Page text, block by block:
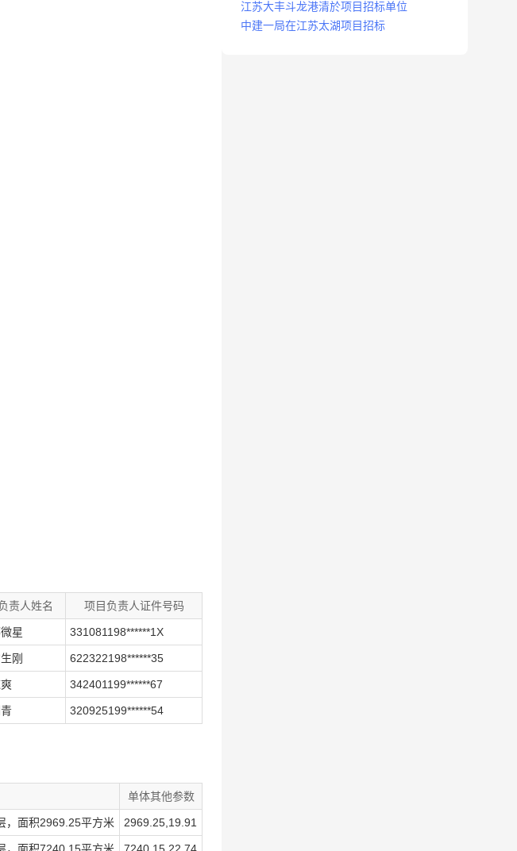
责人姓名 项目负责人证件号码
星 331081198******1X
刚 622322198******35
342401199******67
320925199******54
单体其他参数
，面积2969.25平方米 2969.25,19.91
江苏大丰斗龙港清於项目招标单位
中建一局在江苏太湖项目招标